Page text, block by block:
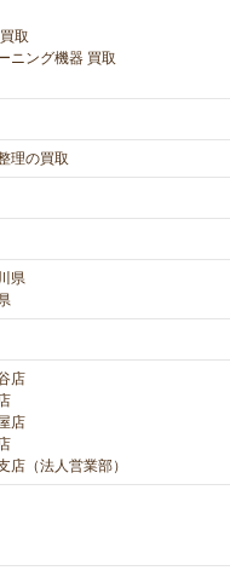
取
ニング機器 買取
理の買取
県
店
店
店（法人営業部）